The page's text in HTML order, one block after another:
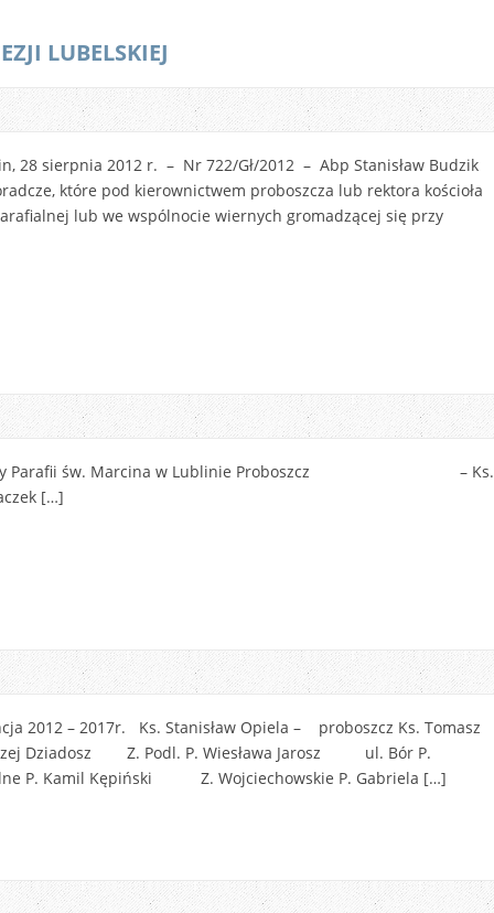
LUBELSKIEJ
28 sierpnia 2012 r. – Nr 722/Gł/2012 – Abp Stanisław Budzik
które pod kierownictwem proboszcza lub rektora kościoła
lub we wspólnocie wiernych gromadzącej się przy
przy Parafii św. Marcina w Lublinie Proboszcz – Ks.
[…]
2012 – 2017r. Ks. Stanisław Opiela – proboszcz Ks. Tomasz
Dziadosz Z. Podl. P. Wiesława Jarosz ul. Bór P.
Kamil Kępiński Z. Wojciechowskie P. Gabriela […]